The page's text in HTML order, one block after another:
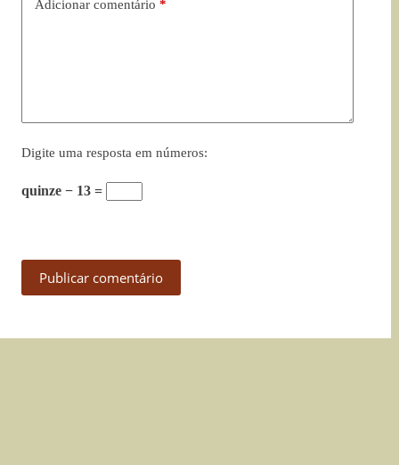
Adicionar comentário *
Digite uma resposta em números:
quinze − 13 =
Publicar comentário